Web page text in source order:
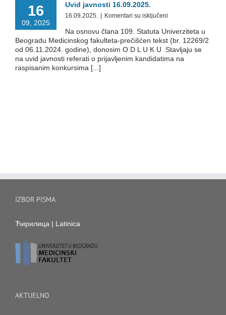
16
09, 2025
Uvid javnosti 16.09.2025.
16.09.2025. Komentari su isključeni
javnosti
16.09.2025.
Na osnovu člana 109. Statuta Univerziteta u
Beogradu Medicinskog fakulteta-prečišćen tekst (br. 12269/2
od 06.11.2024. godine), donosim O D L U K U Stavljaju se
na uvid javnosti referati o prijavljenim kandidatima na
raspisanim konkursima [...]
IZBOR PISMA
Ћирилица | Latinica
AKTUELNO